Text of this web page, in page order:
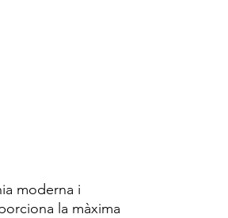
moderna i
la màxima